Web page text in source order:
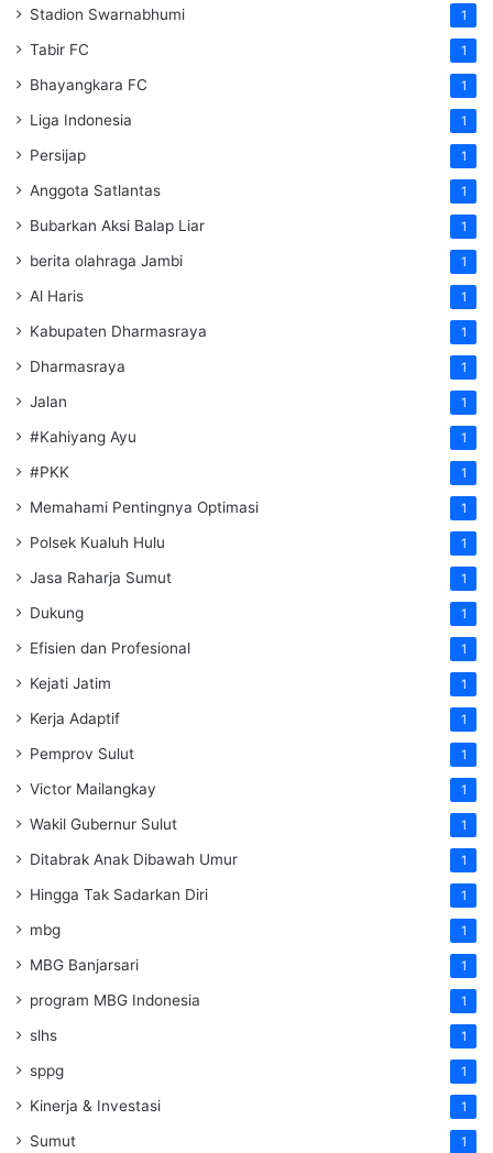
Stadion Swarnabhumi 1
Tabir FC 1
Bhayangkara FC 1
Liga Indonesia 1
Persijap 1
Anggota Satlantas 1
Bubarkan Aksi Balap Liar 1
berita olahraga Jambi 1
Al Haris 1
Kabupaten Dharmasraya 1
Dharmasraya 1
Jalan 1
#Kahiyang Ayu 1
#PKK 1
Memahami Pentingnya Optimasi 1
Polsek Kualuh Hulu 1
Jasa Raharja Sumut 1
Dukung 1
Efisien dan Profesional 1
Kejati Jatim 1
Kerja Adaptif 1
Pemprov Sulut 1
Victor Mailangkay 1
Wakil Gubernur Sulut 1
Ditabrak Anak Dibawah Umur 1
Hingga Tak Sadarkan Diri 1
mbg 1
MBG Banjarsari 1
program MBG Indonesia 1
slhs 1
sppg 1
Kinerja & Investasi 1
Sumut 1